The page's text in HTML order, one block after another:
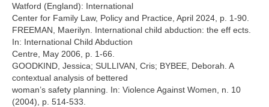
Watford (England): International
Center for Family Law, Policy and Practice, April 2024, p. 1-90.
FREEMAN, Maerilyn. International child abduction: the eff ects.
In: International Child Abduction
Centre, May 2006, p. 1-66.
GOODKIND, Jessica; SULLIVAN, Cris; BYBEE, Deborah. A
contextual analysis of bettered
woman’s safety planning. In: Violence Against Women, n. 10
(2004), p. 514-533.